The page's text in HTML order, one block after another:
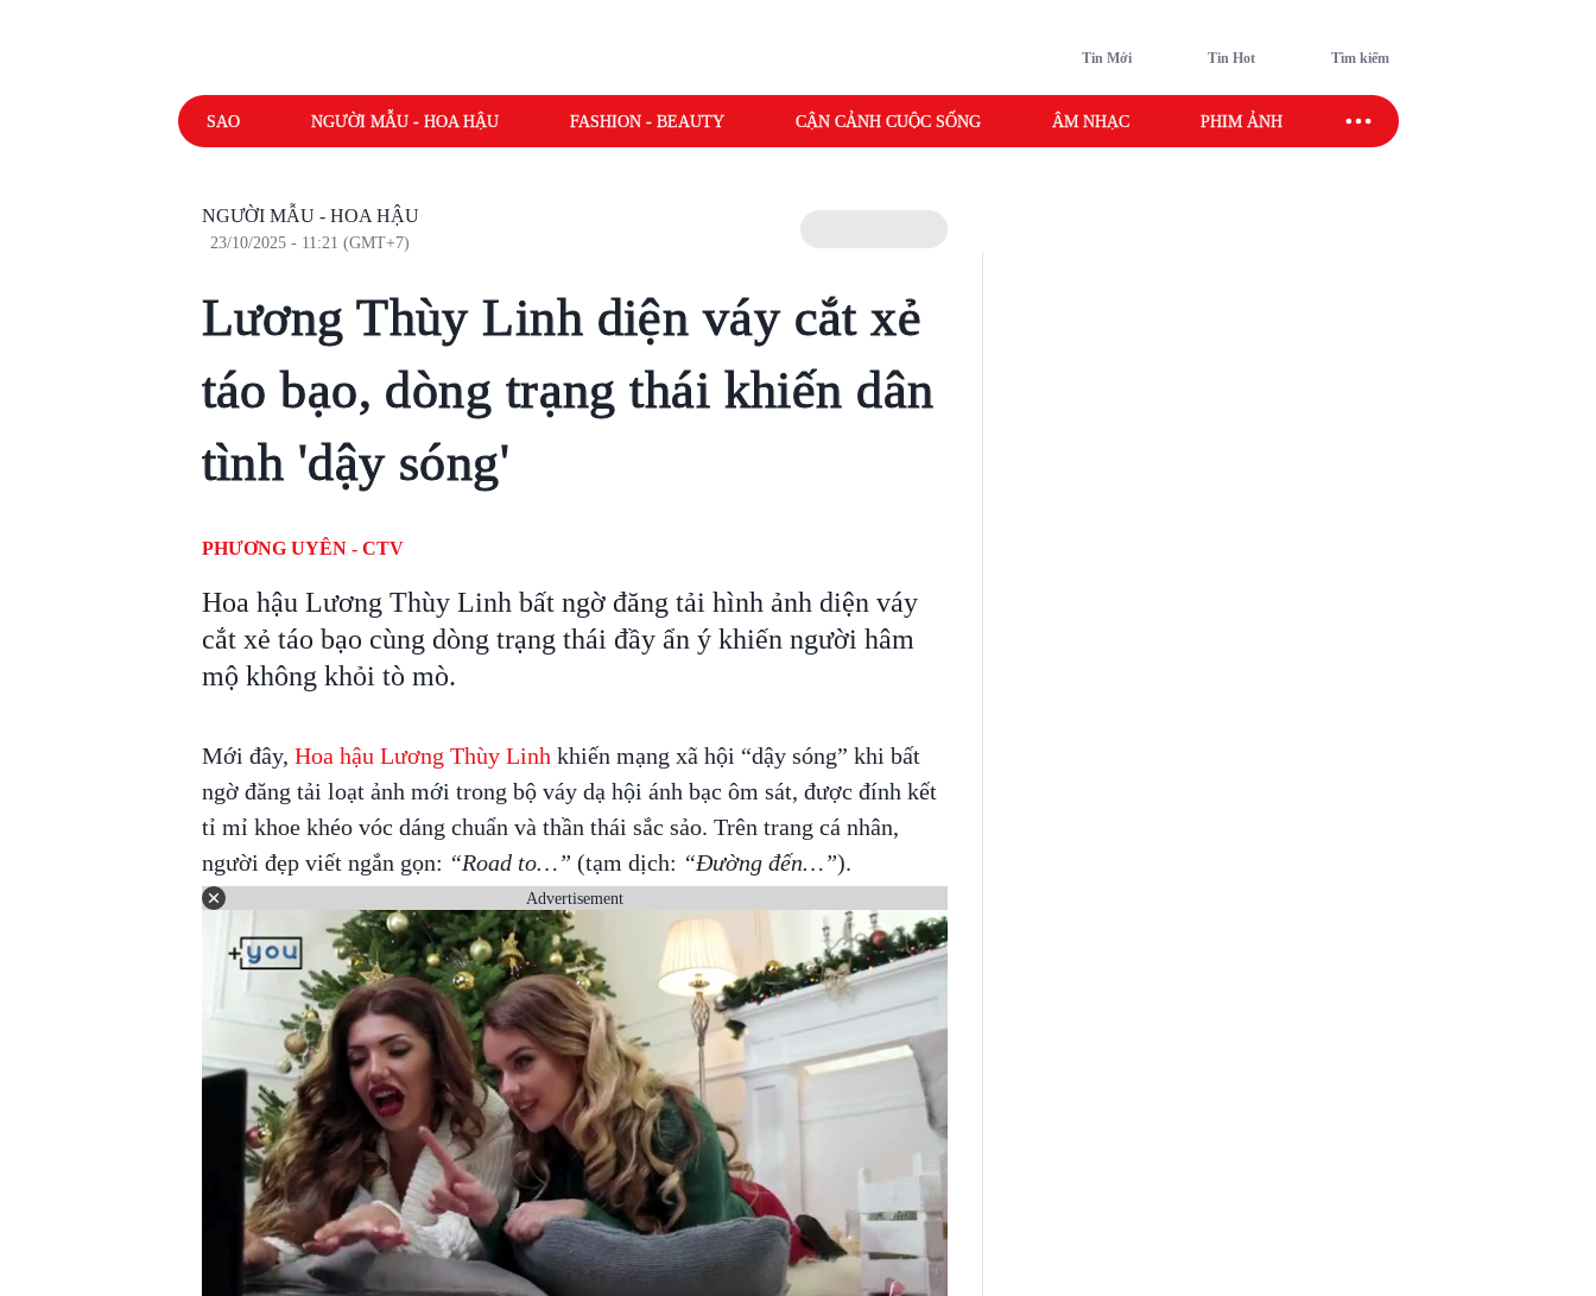
Tin Mới Tin Hot Tìm kiếm
SAO NGƯỜI MẪU - HOA HẬU FASHION - BEAUTY CẬN CẢNH CUỘC SỐNG ÂM NHẠC PHIM ẢNH SAO SPORT
NGƯỜI MẪU - HOA HẬU
23/10/2025 - 11:21 (GMT+7)
Lương Thùy Linh diện váy cắt xẻ
táo bạo, dòng trạng thái khiến dân
tình 'dậy sóng'
PHƯƠNG UYÊN - CTV
Hoa hậu Lương Thùy Linh bất ngờ đăng tải hình ảnh diện váy
cắt xẻ táo bạo cùng dòng trạng thái đầy ẩn ý khiến người hâm
mộ không khỏi tò mò.
Mới đây, Hoa hậu Lương Thùy Linh khiến mạng xã hội “dậy sóng” khi bất
ngờ đăng tải loạt ảnh mới trong bộ váy dạ hội ánh bạc ôm sát, được đính kết
tỉ mỉ khoe khéo vóc dáng chuẩn và thần thái sắc sảo. Trên trang cá nhân,
người đẹp viết ngắn gọn: “Road to…” (tạm dịch: “Đường đến…”).
Advertisement